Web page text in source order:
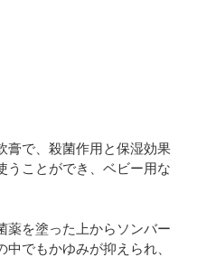
膏で、殺菌作用と保湿効果
うことができ、ベビー用な
薬を塗った上からソンバー
でもかゆみが抑えられ、